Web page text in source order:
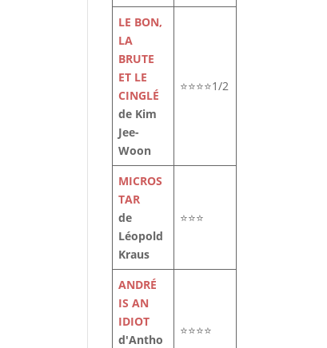
LE BON,
LA
BRUTE
ET LE
CINGLÉ
de Kim
Jee-
Woon
⭐⭐⭐⭐1/2
MICROS
TAR
de
Léopold
Kraus
⭐⭐⭐
ANDRÉ
IS AN
IDIOT
d'Antho
⭐⭐⭐⭐